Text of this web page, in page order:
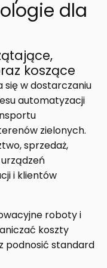
dla
koszące
się w dostarczaniu
automatyzacji
zielonych.
sprzedaż,
i klientów
roboty i
koszty
podnosić standard